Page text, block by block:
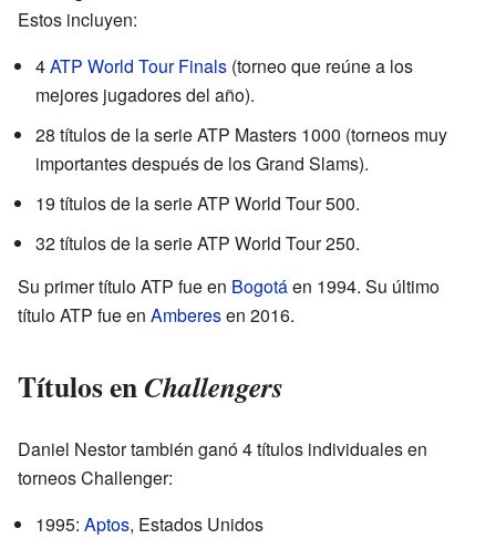
Estos incluyen:
4ATP World Tour Finals (torneo que reúne a los
mejores jugadores del año).
28 títulos de la serie ATP Masters 1000 (torneos muy
importantes después de los Grand Slams).
19 títulos de la serie ATP World Tour 500.
32 títulos de la serie ATP World Tour 250.
Su primer título ATP fue en Bogotáen 1994. Su último
título ATP fue en Amberesen 2016.
Títulos enChallengers
Daniel Nestor también ganó 4 títulos individuales en
torneos Challenger:
1995: Aptos, Estados Unidos